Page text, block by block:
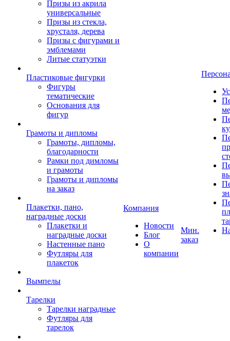
Призы из акрила
универсальные
Призы из стекла,
хрусталя, дерева
Призы с фигурами и
эмблемами
Литые статуэтки
Пластиковые фигурки
Фигуры
тематические
Основания для
фигур
Грамоты и дипломы
Грамоты, дипломы,
благодарности
Рамки под димломы
и грамоты
Грамоты и дипломы
на заказ
Плакетки, пано,
наградные доски
Плакетки и
наградные доски
Настенные пано
Футляры для
плакеток
Вымпелы
Тарелки
Тарелки наградные
Футляры для
тарелок
Компания
Новости
Блог
О
компании
Мин.
заказ